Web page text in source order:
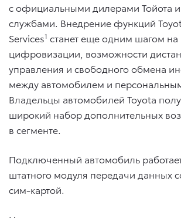
с официальными дилерами Тойота
службами. Внедрение функций
Services1 станет еще одним шагом на
цифровизации, возможности
управления и свободного обмена
между автомобилем и
Владельцы автомобилей Toyota
широкий набор дополнительных
в сегменте.
Подключенный автомобиль
штатного модуля передачи данных
сим-картой.